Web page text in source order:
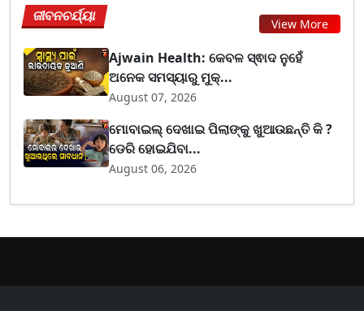
ଜୀବନଚର୍ଯ୍ୟା View More
Ajwain Health: କେବଳ ସ୍ଵାଦ ନୁହେଁ
ଅନେକ ସମସ୍ୟାରୁ ମୁକ୍...
August 07, 2026
ମୋବାଇଲ୍ ଦେଖାଇ ପିଲାଙ୍କୁ ଖୁଆଉଛନ୍ତି କି ?
ଡେରି ହୋଇଯିବା...
August 06, 2026